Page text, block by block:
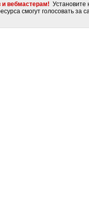
вебмастерам! Установите
смогут голосовать за